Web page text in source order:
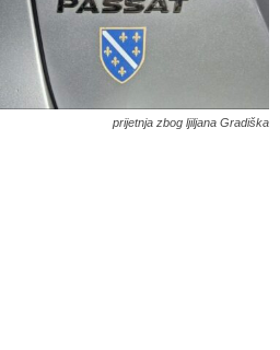
prijetnja zbog ljiljana Gradiška